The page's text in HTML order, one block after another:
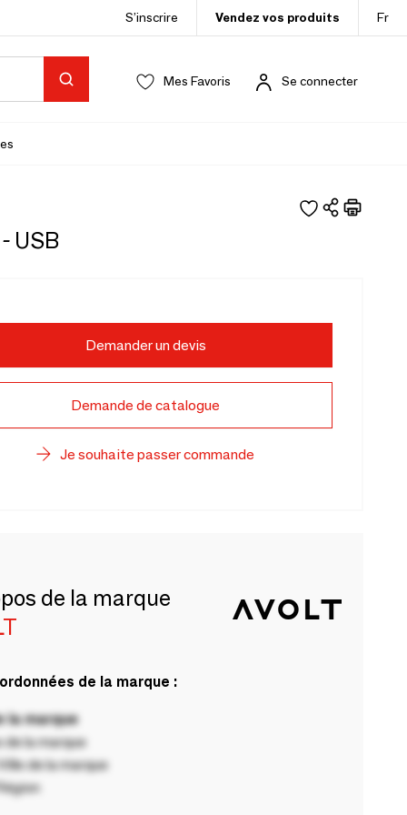
S’inscrire Vendez vos produits Fr
Mes Favoris Se connecter
USB
Demander un devis
Demande de catalogue
Je souhaite passer commande
de la marque
de la marque :
la marque
de la marque
de la marque